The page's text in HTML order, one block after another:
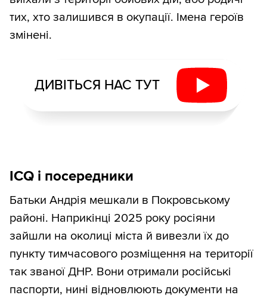
тих, хто залишився в окупації. Імена героїв
змінені.
ДИВІТЬСЯ НАС ТУТ
ICQ і посередники
Батьки Андрія мешкали в Покровському
районі. Наприкінці 2025 року росіяни
зайшли на околиці міста й вивезли їх до
пункту тимчасового розміщення на території
так званої ДНР. Вони отримали російські
паспорти, нині відновлюють документи на